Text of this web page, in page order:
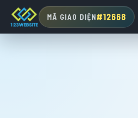
MÃ GIAO DIỆN#12668